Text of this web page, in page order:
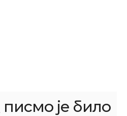
писмо је било